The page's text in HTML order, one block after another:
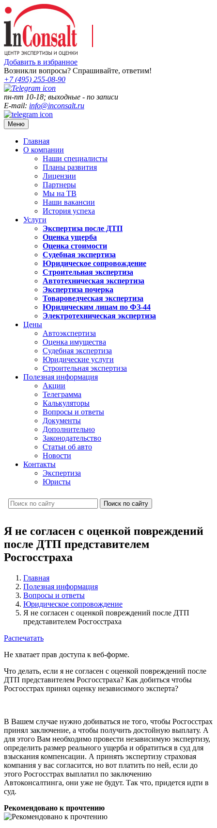
Добавить в избранное
Возникли вопросы? Спрашивайте, ответим!
+7 (495) 255-08-90
пн-пт 10-18; выходные - по записи
E-mail: info@inconsalt.ru
Меню
Главная
О компании
Наши специалисты
Планы развития
Лицензии
Партнеры
Мы на ТВ
Наши вакансии
История успеха
Услуги
Экспертиза после ДТП
Оценка ущерба
Оценка стоимости
Судебная экспертиза
Юридическое сопровождение
Строительная экспертиза
Автотехническая экспертиза
Экспертиза почерка
Товароведческая экспертиза
Юридическим лицам по ФЗ-44
Электротехническая экспертиза
Цены
Автоэкспертиза
Оценка имущества
Судебная экспертиза
Юридические услуги
Строительная экспертиза
Полезная информация
Акции
Телеграмма
Калькуляторы
Вопросы и ответы
Документы
Дополнительно
Законодательство
Статьи об авто
Новости
Контакты
Экспертиза
Юристы
Поиск по сайту
Я не согласен с оценкой повреждений
после ДТП представителем
Росгосстраха
Главная
Полезная информация
Вопросы и ответы
Юридическое сопровождение
Я не согласен с оценкой повреждений после ДТП
представителем Росгосстраха
Распечатать
Не хватает прав доступа к веб-форме.
Что делать, если я не согласен с оценкой повреждений после
ДТП представителем Росгосстраха? Как добиться чтобы
Росгосстрах принял оценку независимого эксперта?
В Вашем случае нужно добиваться не того, чтобы Росгосстрах
принял заключение, а чтобы получить достойную выплату. А
для этого Вам необходимо провести независимую экспертизу,
определить размер реального ущерба и обратиться в суд для
взыскания компенсации. А принять экспертизу страховая
компания у вас согласится, но вот платить по ней, если до
этого Росгосстрах выплатил по заключению
Автоконсалтинга, они уже не будут. Так что, придется идти в
суд.
Рекомендовано к прочтению